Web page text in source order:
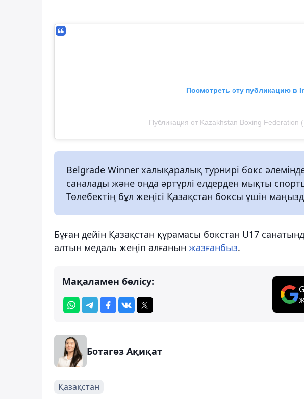
Посмотреть эту публикацию в
Публикация от Kazakhstan Boxing Federation
Belgrade Winner халықаралық турнирі бокс
саналады және онда әртүрлі елдерден мықты
Төлебектің бұл жеңісі Қазақстан боксы үшін
Бұған дейін Қазақстан құрамасы бокстан U17
алтын медаль жеңіп алғанын жазғанбыз.
Мақаламен бөлісу:
Ботагөз Ақиқат
Қазақстан